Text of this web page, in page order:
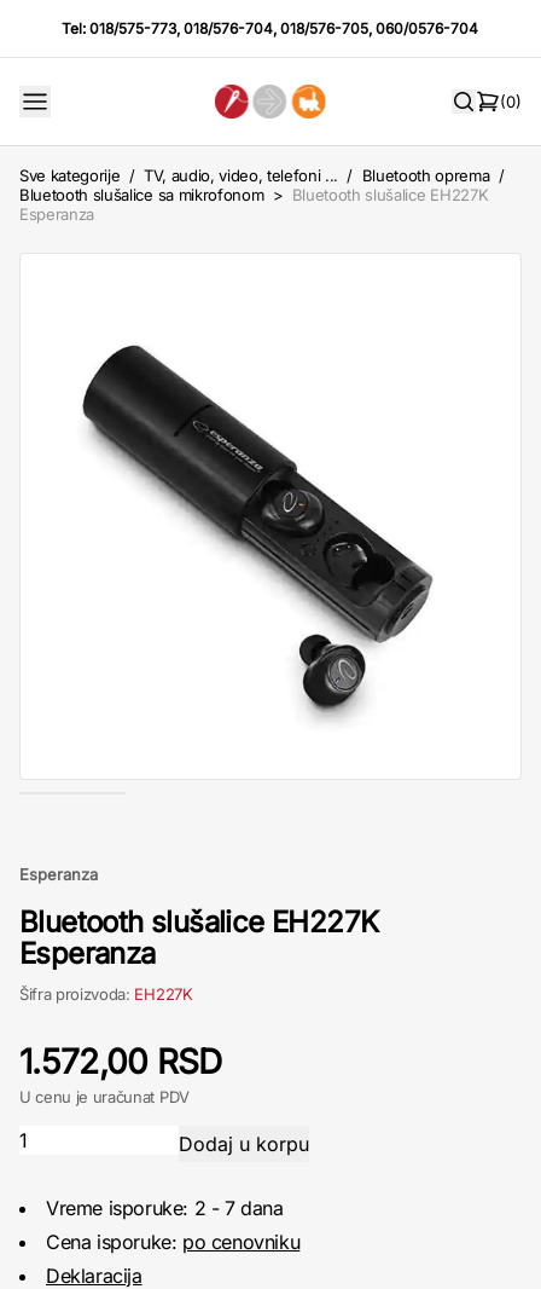
Tel:018/575-773,018/576-704,018/576-705,060/0576-704
(0)
Sve kategorije / TV, audio, video, telefoni ... / Bluetooth oprema /
Bluetooth slušalice sa mikrofonom > Bluetooth slušalice EH227K
Esperanza
Esperanza
Bluetooth slušalice EH227K
Esperanza
Šifra proizvoda: EH227K
1.572,00 RSD
U cenu je uračunat PDV
Vreme isporuke: 2 - 7 dana
Cena isporuke: po cenovniku
Deklaracija